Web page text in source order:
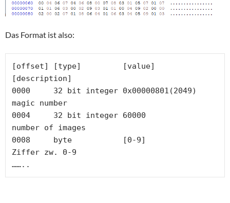
Das Format ist also:
[offset] [type]         [value]
[description]
0000     32 bit integer 0x00000801(2049)
magic number
0004     32 bit integer 60000
number of images
0008     byte           [0-9]
Ziffer zw. 0-9
……..